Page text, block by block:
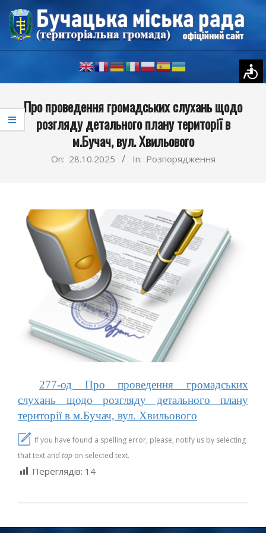
Skip
content
Navigation
Menu
Про проведення громадських слухань щодо
розгляду детального плану території в
м.Бучач, вул. Хвильового
On: 28.10.2025 In: Розпорядження
277-од Про проведення громадських
слухань щодо розгляду детального плану
території в м.Бучач, вул. Хвильового
If you have found a spelling error, please, notify us by selecting
that text and tap on selected text.
Переглядів: 14
10-